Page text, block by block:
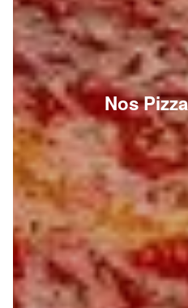
Nos